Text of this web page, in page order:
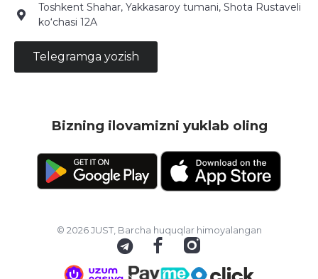
Toshkent Shahar, Yakkasaroy tumani, Shota Rustaveli
ko‘chasi 12A
Telegramga yozish
Bizning ilovamizni yuklab oling
© 2026 JUST, Barcha huquqlar himoyalangan